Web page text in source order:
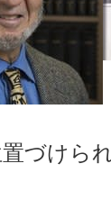
けられ